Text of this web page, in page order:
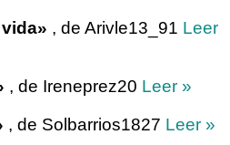
, de Arivle13_91 Leer
, de Ireneprez20 Leer »
, de Solbarrios1827 Leer »